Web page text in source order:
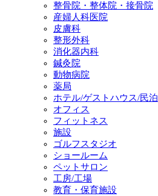
整骨院・整体院・接骨院
産婦人科医院
皮膚科
整形外科
消化器内科
鍼灸院
動物病院
薬局
ホテル/ゲストハウス/民泊
オフィス
フィットネス
施設
ゴルフスタジオ
ショールーム
ペットサロン
工房/工場
教育・保育施設